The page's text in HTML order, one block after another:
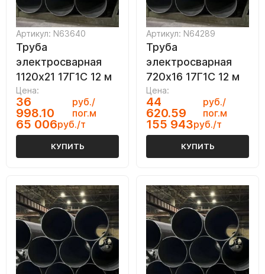
Артикул: N63640
Труба
электросварная
1120х21 17Г1С 12 м
Цена:
36
998.10
руб./
пог.м
65 006руб./т
КУПИТЬ
Артикул: N64289
Труба
электросварная
720х16 17Г1С 12 м
Цена:
44
620.59
руб./
пог.м
155 943руб./т
КУПИТЬ